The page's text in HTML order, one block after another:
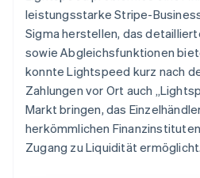
leistungsstarke Stripe-
Sigma herstellen, das
sowie Abgleichsfunktionen
konnte Lightspeed kurz nach
Zahlungen vor Ort auch
Markt bringen, das
herkömmlichen
Zugang zu Liquidität ermöglicht.